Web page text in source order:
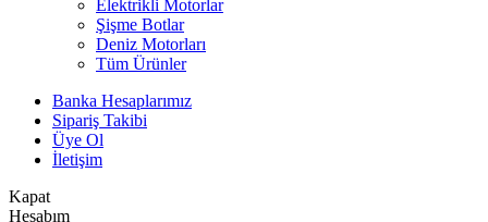
Elektrikli Motorlar
Şişme Botlar
Deniz Motorları
Tüm Ürünler
Banka Hesaplarımız
Sipariş Takibi
Üye Ol
İletişim
Kapat
Hesabım